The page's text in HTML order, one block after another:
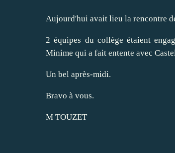
Aujourd'hui avait lieu la rencontre
2 équipes du collège étaient
Minime qui a fait entente avec
Un bel après-midi.
Bravo à vous.
M TOUZET